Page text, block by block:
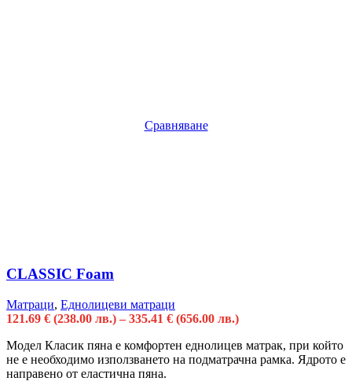
Сравняване
CLASSIC Foam
Матраци, Еднолицеви матраци
121.69 € (238.00 лв.) – 335.41 € (656.00 лв.)
Модел Класик пяна е комфортен еднолицев матрак, при който
не е необходимо използването на подматрачна рамка. Ядрото е
направено от еластична пяна.